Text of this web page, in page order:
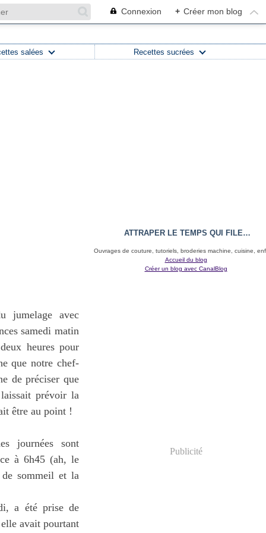
Connexion + Créer mon blog
salées Recettes sucrées
jumelage avec
samedi matin
heures pour
que notre chef-
de préciser que
prévoir la
être au point !
journées sont
à 6h45 (ah, le
de sommeil et la
a été prise de
avait pourtant
ATTRAPER LE TEMPS QUI FILE…
Ouvrages de couture, tutoriels, broderies machine, cuisine,
Accueil du blog
Créer un blog avec CanalBlog
Publicité